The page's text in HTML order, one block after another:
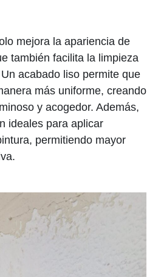
mejora la apariencia de
también facilita la limpieza
acabado liso permite que
más uniforme, creando
y acogedor. Además,
ideales para aplicar
permitiendo mayor